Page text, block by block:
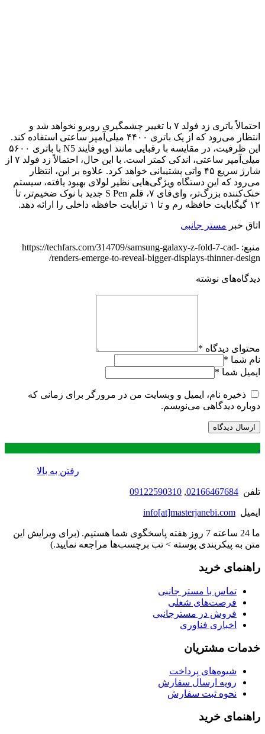
احتمالاً باتری زد فولد ۷ با تغییر چشمگیری روبرو نخواهد شد و
انتظار می‌رود که از یک باتری ۴۴۰۰ میلی‌آمپر ساعتی استفاده کند.
این ظرفیت، در مقایسه با رقبایی مانند اوپو فایند N5 با باتری ۵۶۰۰
میلی‌آمپر ساعتی، اندکی کمتر است. با این حال، احتمالاً زد فولد ۷ از
شارژ سریع ۴۵ واتی پشتیبانی خواهد کرد. علاوه بر این، انتظار
می‌رود که این دستگاه ویژگی‌هایی نظیر لولای بهبود یافته، سیستم
خنک‌کننده بزرگ‌تر، وای‌فای ۷، قلم S Pen جدید با نوک ضخیم‌تر، تا
۱۲ گیگابایت حافظه رم و تا ۱ ترابایت حافظه داخلی را ارائه دهد.
اتاق خبر مستر جانبی
منبع: https://techfars.com/314709/samsung-galaxy-z-fold-7-cad-
renders-emerge-to-reveal-bigger-displays-thinner-design/
دیدگاه‌های نوشته
محتوای دیدگاه *
نام شما *
ایمیل شما *
ذخیره نام، ایمیل و وبسایت من در مرورگر برای زمانی که
دوباره دیدگاهی می‌نویسم.
.
رفتن به بالا
تلفن 02166467684
,
09122590310
ایمیل info[at]masterjanebi.com
ما 24 ساعته 7 روز هفته پاسخگوی شما هستیم. (برای ویرایش این
متن به پیکربندی پوسته > تب برچسب‌ها مراجعه نمایید.)
راهنمای خرید
تماس با مستر جانبی
فرصت‌های شغلی
فروش در مسترجانبی
اخباری فناوری
خدمات مشتریان
شیوه‌های پرداخت
رویه ارسال سفارش
نحوه ثبت سفارش
راهنمای خرید